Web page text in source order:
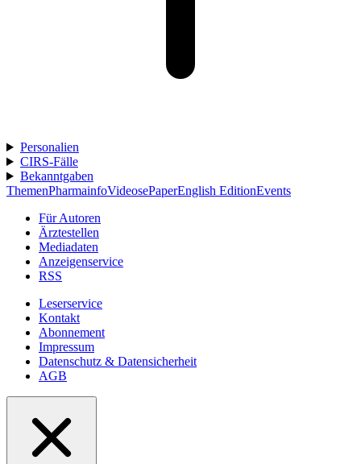
Personalien
CIRS-Fälle
Bekanntgaben
ThemenPharmainfoVideosePaperEnglish EditionEvents
Für Autoren
Ärztestellen
Mediadaten
Anzeigenservice
RSS
Leserservice
Kontakt
Abonnement
Impressum
Datenschutz & Datensicherheit
AGB